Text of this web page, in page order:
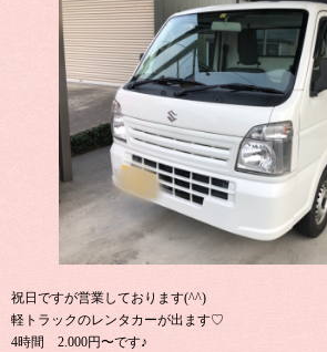
祝日ですが営業しております(^^)
軽トラックのレンタカーが出ます♡
4時間 2.000円〜です♪